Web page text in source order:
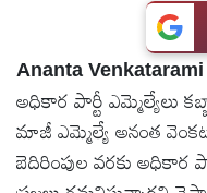
టెక్నాలజీ
స్పెషల్స్
Ananta
అధికార పార్టీ ఎమ్మెల్యేలు
మాజీ ఎమ్మెల్యే అనంత
బెదిరింపుల వరకు అధికార